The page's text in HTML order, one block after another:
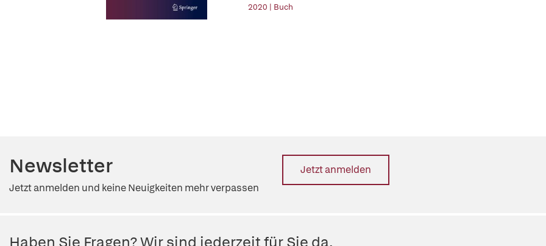
2020 | Buch
Newsletter
Jetzt anmelden und keine Neuigkeiten mehr verpassen
Jetzt anmelden
Haben Sie Fragen? Wir sind jederzeit für Sie da.